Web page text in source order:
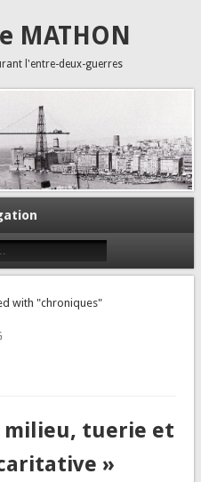
MATHON
l'entre-deux-guerres
with "chroniques"
milieu, tuerie et
»